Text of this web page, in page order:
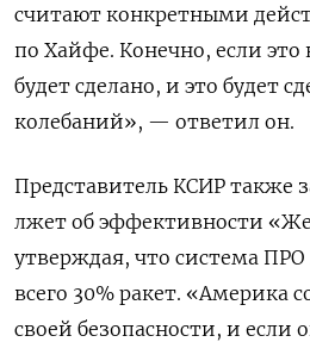
считают конкретными
по Хайфе. Конечно, если это
будет сделано, и это будет
колебаний», — ответил он.
Представитель КСИР также
лжет об эффективности
утверждая, что система
всего 30% ракет. «Америка
своей безопасности, и если